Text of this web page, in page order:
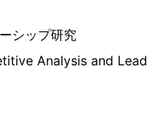
シップ研究
Analysis and Lead